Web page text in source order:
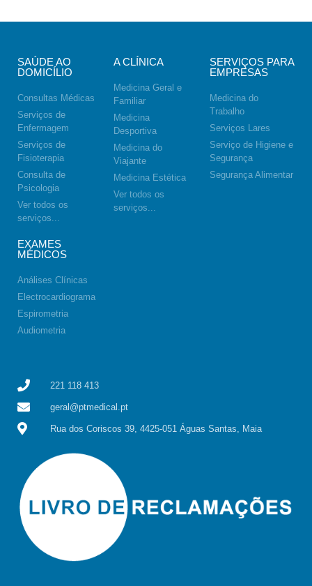
SAÚDE AO
DOMICÍLIO
Consultas Médicas
Serviços de
Enfermagem
Serviços de
Fisioterapia
Consulta de
Psicologia
Ver todos os
serviços...
A CLÍNICA
Medicina Geral e
Familiar
Medicina
Desportiva
Medicina do
Viajante
Medicina Estética
Ver todos os
serviços...
SERVIÇOS PARA
EMPRESAS
Medicina do
Trabalho
Serviços Lares
Serviço de Higiene e
Segurança
Segurança Alimentar
EXAMES
MÉDICOS
Análises Clínicas
Electrocardiograma
Espirometria
Audiometria
221 118 413
geral@ptmedical.pt
Rua dos Coriscos 39, 4425-051 Águas Santas, Maia